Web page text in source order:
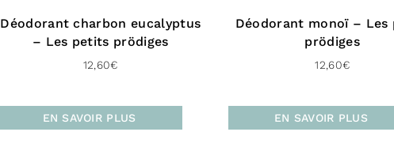
elle va
Huile de
Déodorant charbon eucalyptus
– Les petits prödiges
12,60€
EN SAVOIR PLUS
Déodorant monoï – Les
prödiges
12,60€
EN SAVOIR PLUS